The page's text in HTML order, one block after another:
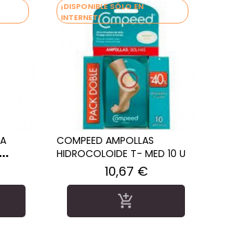
¡DISPONIBLE SÓLO EN
INTERNET!
COMPEED AMPOLLAS
HIDROCOLOIDE T- MED 10 U
Precio
10,67 €
